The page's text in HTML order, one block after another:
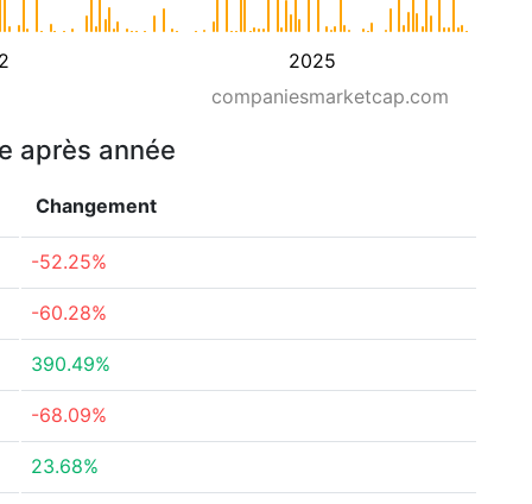
2025
companiesmarketcap.com
après année
Changement
-52.25%
-60.28%
390.49%
-68.09%
23.68%